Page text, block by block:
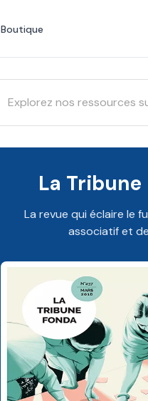
Boutique
La Tribune
La revue qui éclaire le
associatif et de